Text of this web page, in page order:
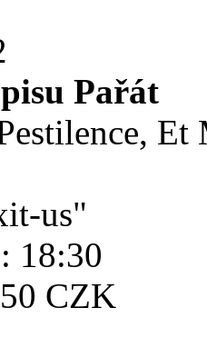
Pařát
Et
us"
18:30
CZK